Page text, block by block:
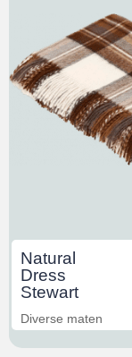
Natural
Dress
Stewart
Diverse maten